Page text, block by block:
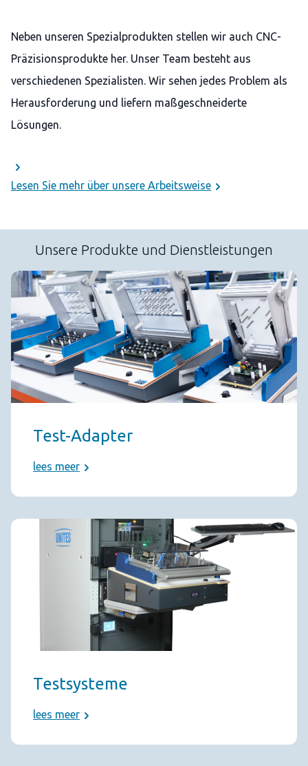
Neben unseren Spezialprodukten stellen wir auch CNC-
Präzisionsprodukte her. Unser Team besteht aus
verschiedenen Spezialisten. Wir sehen jedes Problem als
Herausforderung und liefern maßgeschneiderte
Lösungen.
Lesen Sie mehr über unsere Arbeitsweise
Unsere Produkte und Dienstleistungen
Test-Adapter
lees meer
Testsysteme
lees meer